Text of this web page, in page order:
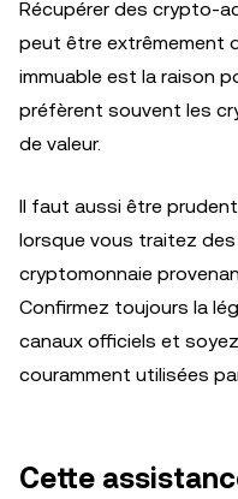
Récupérer des crypto-
peut être extrêmement
immuable est la raison
préfèrent souvent les
de valeur.
Il faut aussi être
lorsque vous traitez
cryptomonnaie
Confirmez toujours la
canaux officiels et
couramment utilisées
Cette